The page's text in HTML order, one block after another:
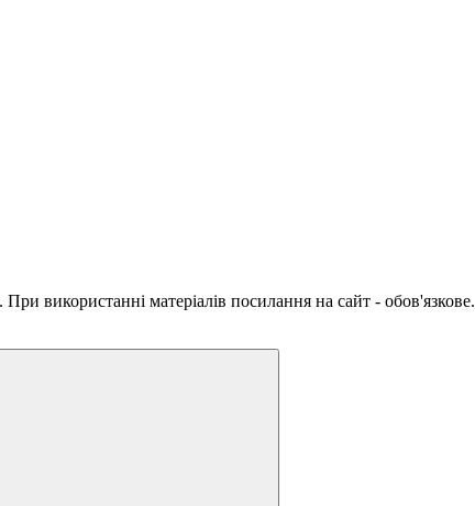
використанні матеріалів посилання на сайт - обов'язкове.